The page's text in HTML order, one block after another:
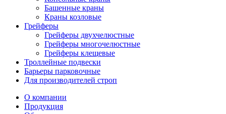
Башенные краны
Краны козловые
Грейферы
Грейферы двухчелюстные
Грейферы многочелюстные
Грейферы клещевые
Троллейные подвески
Барьеры парковочные
Для производителей строп
О компании
Продукция